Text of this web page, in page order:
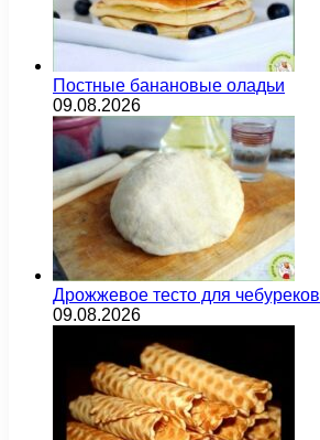
Постные банановые оладьи
09.08.2026
Дрожжевое тесто для чебуреков
09.08.2026